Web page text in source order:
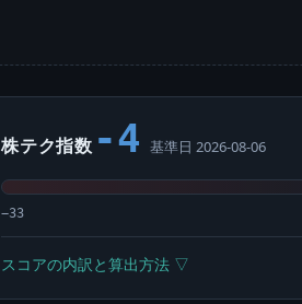
株テク指数 -4 基準日 2026-08-06
−33
スコアの内訳と算出方法 ▽